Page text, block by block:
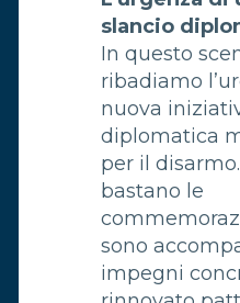
slancio
In questo
ribadiamo
nuova
diplomatica
per il
bastano le
sono
impegni